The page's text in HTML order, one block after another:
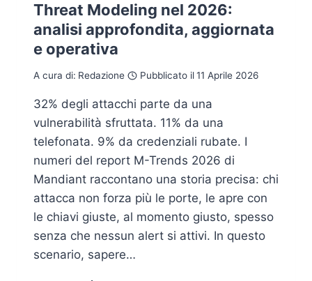
Threat Modeling nel 2026:
analisi approfondita, aggiornata
e operativa
A cura di: Redazione Pubblicato il11 Aprile 2026
32% degli attacchi parte da una
vulnerabilità sfruttata. 11% da una
telefonata. 9% da credenziali rubate. I
numeri del report M-Trends 2026 di
Mandiant raccontano una storia precisa: chi
attacca non forza più le porte, le apre con
le chiavi giuste, al momento giusto, spesso
senza che nessun alert si attivi. In questo
scenario, sapere…